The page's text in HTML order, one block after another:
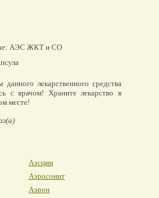
АЭС ЖКТ и СО
лекарственного средства
с врачом! Храните лекарство в
месте!
Аэсцин
Аэросонит
Аэрон